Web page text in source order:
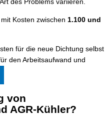
des Problems variieren.
Kosten zwischen 1.100 und
für die neue Dichtung selbst
den Arbeitsaufwand und
von
AGR-Kühler?